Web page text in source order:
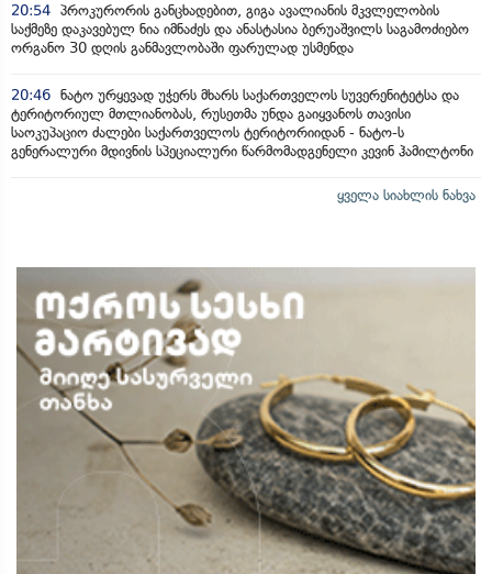
20:54 პროკურორის განცხადებით, გიგა ავალიანის მკვლელობის
საქმეზე დაკავებულ ნია იმნაძეს და ანასტასია ბერუაშვილს საგამოძიებო
ორგანო 30 დღის განმავლობაში ფარულად უსმენდა
20:46 ნატო ურყევად უჭერს მხარს საქართველოს სუვერენიტეტსა და
ტერიტორიულ მთლიანობას, რუსეთმა უნდა გაიყვანოს თავისი
საოკუპაციო ძალები საქართველოს ტერიტორიიდან - ნატო-ს
გენერალური მდივნის სპეციალური წარმომადგენელი კევინ ჰამილტონი
ყველა სიახლის ნახვა